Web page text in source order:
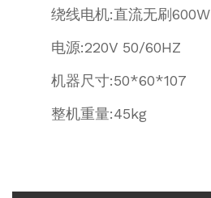
绕线电机:直流无刷600W
电源:220V 50/60HZ
机器尺寸:50*60*107
整机重量:45kg